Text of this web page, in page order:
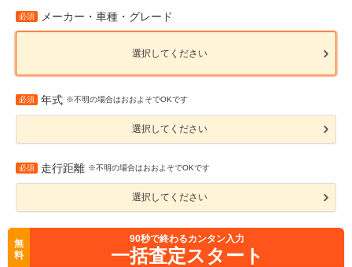
必須 メーカー・車種・グレード
選択してください
必須 年式 ※不明の場合はおおよそでOKです
選択してください
必須 走行距離 ※不明の場合はおおよそでOKです
選択してください
無
料
90秒で終わるカンタン入力
一括査定スタート